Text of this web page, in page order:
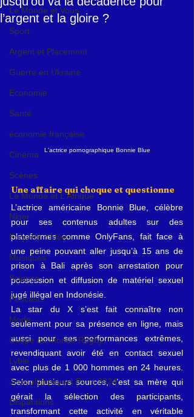
Le Monde et Vous
Sport
Argent et Placement
Guerre en Ukraine
Economie
Santé
économie française
Cinéma
Scènes
Le Monde et L'Afrique
Niger
Enquête d'idée
Musiques
Science
Podcasts
Mode
Coupe du monde Rugby
Lybie
Jeux olympiques Paris 2024
Disparitions
l’argent et la gloire ?
L'actrice pornographique Bonnie Blue
Une affaire qui choque et questionne
L’actrice américaine Bonnie Blue, célèbre
pour ses contenus adultes sur des
plateformes comme OnlyFans, fait face à
une peine pouvant aller jusqu’à 15 ans de
prison à Bali après son arrestation pour
possession et diffusion de matériel sexuel
jugé illégal en Indonésie.
La star du X s’est fait connaître non
seulement pour sa présence en ligne, mais
aussi pour ses performances extrêmes,
revendiquant avoir été en contact sexuel
avec plus de 1 000 hommes en 24 heures.
Selon plusieurs sources, c’est sa mère qui
gérait la sélection des participants,
transformant cette activité en véritable